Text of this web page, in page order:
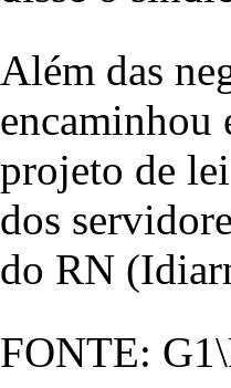
Além das
encaminhou
projeto de
dos
do RN
FONTE: